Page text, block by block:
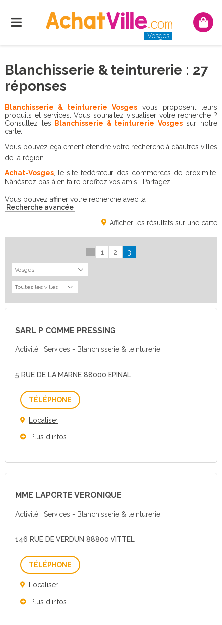
Menu
Vosges
Mon
panier
Blanchisserie & teinturerie : 27
réponses
Blanchisserie & teinturerie Vosgesvous proposent leurs
produits et services. Vous souhaitez visualiser votre recherche ?
Consultez les
Blanchisserie & teinturerie Vosgessur notre
carte.
Vous pouvez également étendre votre recherche à dâautres villes
de la région.
Achat-Vosges , le site fédérateur des commerces de proximité.
Nâhésitez pas à en faire profitez vos amis ! Partagez !
Vous pouvez affiner votre recherche avec la
Recherche avancée
Afficher les résultats sur une carte
1 2 3
SARL P COMME PRESSING
Activité : Services - Blanchisserie & teinturerie
5 RUE DE LA MARNE 88000 EPINAL
Téléphone
Localiser
Plus d'infos
MME LAPORTE VERONIQUE
Activité : Services - Blanchisserie & teinturerie
146 RUE DE VERDUN 88800 VITTEL
Téléphone
Localiser
Plus d'infos